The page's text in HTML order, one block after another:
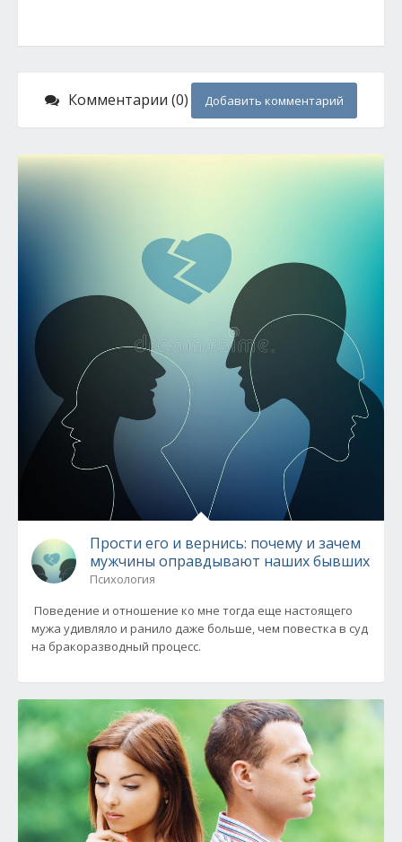
Комментарии (0) Добавить комментарий
Прости его и вернись: почему и зачем
мужчины оправдывают наших бывших
Психология
Поведение и отношение ко мне тогда еще настоящего
мужа удивляло и ранило даже больше, чем повестка в суд
на бракоразводный процесс.